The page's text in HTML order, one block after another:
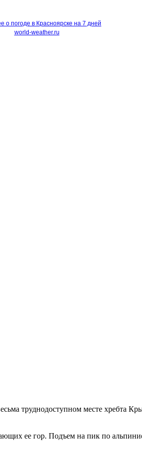
о погоде в Красноярске на 7 дней
world-weather.ru
труднодоступном месте хребта
ее гор. Подъем на пик по